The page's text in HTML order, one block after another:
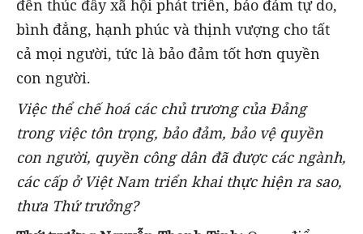
đến thúc đẩy xã hội phát triển, bảo đảm tự do,
bình đẳng, hạnh phúc và thịnh vượng cho tất
cả mọi người, tức là bảo đảm tốt hơn quyền
con người.
Việc thể chế hoá các chủ trương của Đảng
trong việc tôn trọng, bảo đảm, bảo vệ quyền
con người, quyền công dân đãđược các ngành,
các cấp ở Việt Nam triển khai thực hiện ra sao,
thưa Thứ trưởng?